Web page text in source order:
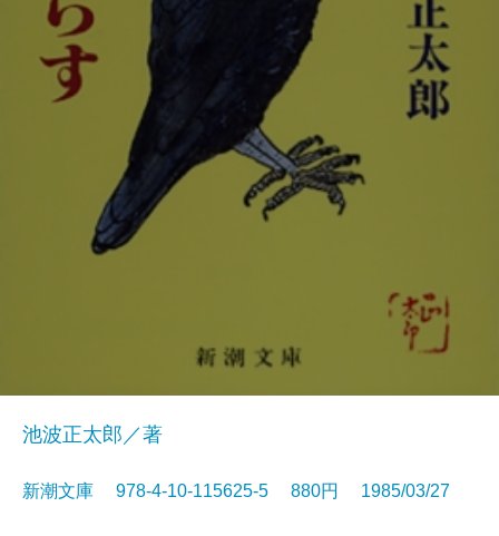
池波正太郎／著
新潮文庫 978-4-10-115625-5 880円 1985/03/27